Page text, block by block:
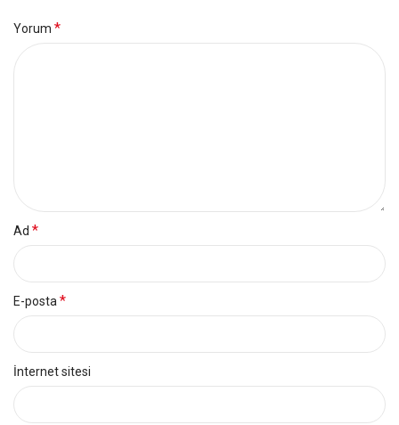
Yorum *
Ad *
E-posta*
İnternet sitesi